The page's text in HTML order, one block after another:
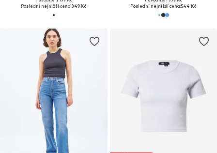
Poslední nejnižší cena:349 Kč
Poslední nejnižší cena:544 Kč